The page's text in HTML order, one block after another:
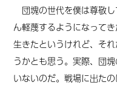
団塊の世代を僕は尊敬
ん軽蔑するようになって
生きたというけれど、そ
うかとも思う。実際、団
いないのだ。戦場に出た